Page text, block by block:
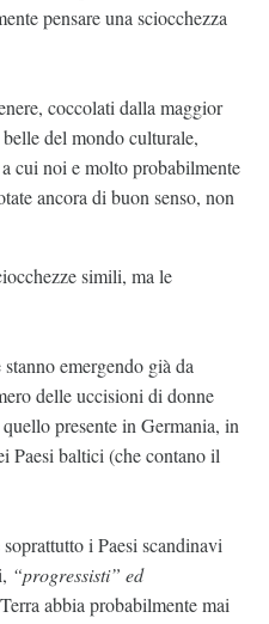
pensare una sciocchezza
coccolati dalla maggior
del mondo culturale,
cui noi e molto probabilmente
ancora di buon senso, non
simili, ma le
emergendo già da
delle uccisioni di donne
presente in Germania, in
Paesi baltici (che contano il
i Paesi scandinavi
“progressisti” ed
abbia probabilmente mai